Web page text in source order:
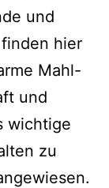
und
hier
Mahl-
und
wichtige
zu